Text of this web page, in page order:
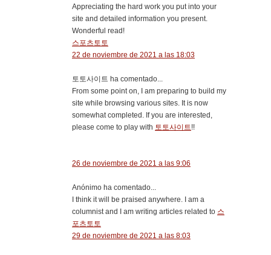
Appreciating the hard work you put into your
site and detailed information you present.
Wonderful read!
스포츠토토
22 de noviembre de 2021 a las 18:03
토토사이트 ha comentado...
From some point on, I am preparing to build my
site while browsing various sites. It is now
somewhat completed. If you are interested,
please come to play with 토토사이트!!
26 de noviembre de 2021 a las 9:06
Anónimo ha comentado...
I think it will be praised anywhere. I am a
columnist and I am writing articles related to 스
포츠토토
29 de noviembre de 2021 a las 8:03